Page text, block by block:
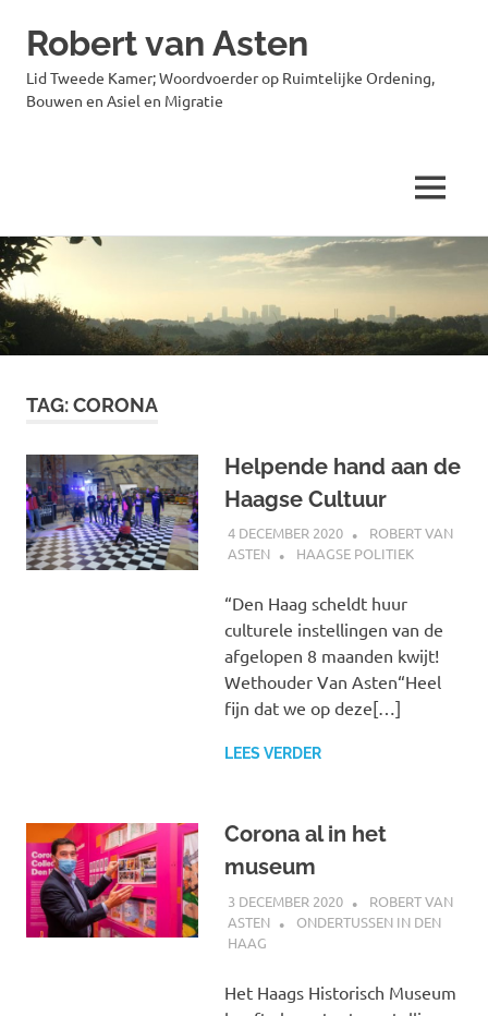
Ga
naar
de
inhoud
Robert van Asten
Lid Tweede Kamer; Woordvoerder op Ruimtelijke Ordening,
Bouwen en Asiel en Migratie
MENU
TAG:CORONA
Helpende hand aan de
Haagse Cultuur
4 DECEMBER 2020
ROBERT VAN
ASTEN
HAAGSE POLITIEK
“Den Haag scheldt huur
culturele instellingen van de
afgelopen 8 maanden kwijt!
Wethouder Van Asten“Heel
fijn dat we op deze[…]
LEES VERDER
Corona al in het
museum
3 DECEMBER 2020
ROBERT VAN
ASTEN
ONDERTUSSEN IN DEN
HAAG
Het Haags Historisch Museum